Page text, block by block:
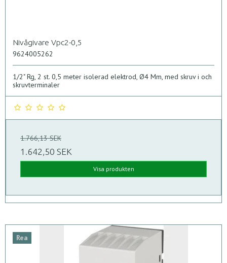
Nivågivare Vpc2-0,5
9624005262
1/2" Rg, 2 st. 0,5 meter isolerad elektrod, Ø4 Mm, med skruv i och
skruvterminaler
1.766,13 SEK
1.642,50 SEK
Visa produkten
Rea